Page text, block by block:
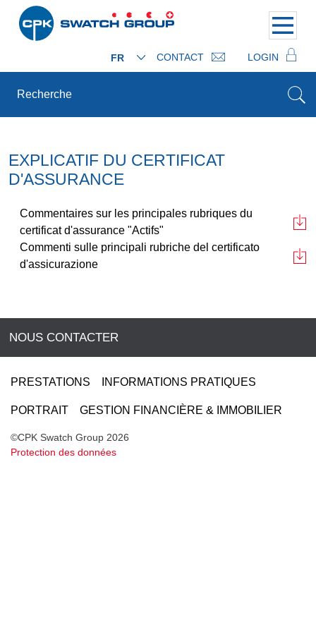
FR CONTACT LOGIN
EXPLICATIF DU CERTIFICAT
D'ASSURANCE
Commentaires sur les principales rubriques du
certificat d'assurance "Actifs"
Commenti sulle principali rubriche del certificato
d'assicurazione
NOUS CONTACTER
©CPK Swatch Group 2026
Protection des données
PRESTATIONS INFORMATIONS PRATIQUES
PORTRAIT GESTION FINANCIÈRE & IMMOBILIER